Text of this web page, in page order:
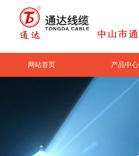
网站首页 产品中心
联系我们